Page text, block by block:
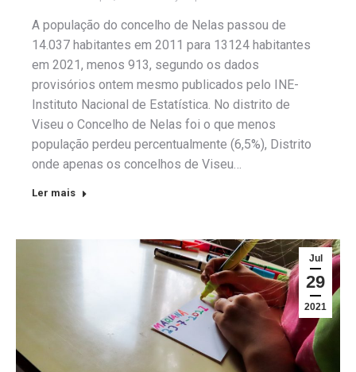
A população do concelho de Nelas passou de
14.037 habitantes em 2011 para 13124 habitantes
em 2021, menos 913, segundo os dados
provisórios ontem mesmo publicados pelo INE-
Instituto Nacional de Estatística. No distrito de
Viseu o Concelho de Nelas foi o que menos
população perdeu percentualmente (6,5%), Distrito
onde apenas os concelhos de Viseu…
Ler mais
Jul
29
2021